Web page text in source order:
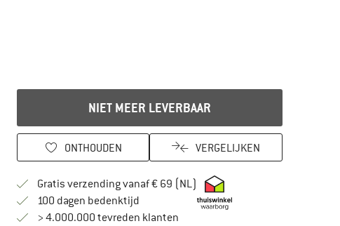
NIET MEER LEVERBAAR
ONTHOUDEN VERGELIJKEN
Gratis verzending vanaf € 69 (NL) Vind hier de
100 dagen bedenktijdVind de betalingsinformatie hier! Opent in
> 4.000.000 tevreden klanten